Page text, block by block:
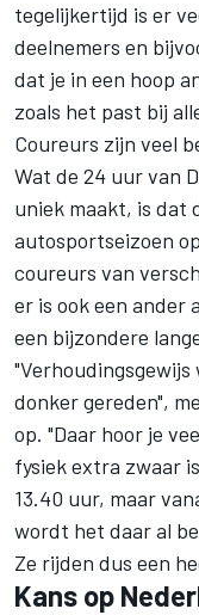
tegelijkertijd is er
deelnemers en
dat je in een hoop
zoals het past bij
Coureurs zijn veel
Wat de 24 uur van
uniek maakt, is dat
autosportseizoen
coureurs van
er is ook een ander
een bijzondere
donker gereden",
op. "Daar hoor je
fysiek extra zwaar
13.40 uur, maar
wordt het daar al
Ze rijden dus een
Kans op